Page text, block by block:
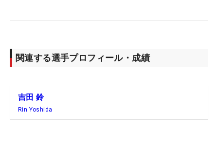
関連する選手プロフィール・成績
吉田 鈴
Rin Yoshida